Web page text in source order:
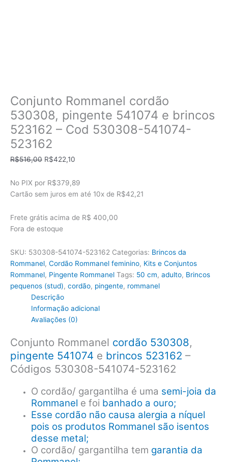
Conjunto Rommanel cordão
530308, pingente 541074 e brincos
523162 – Cod 530308-541074-
523162
R$516,00 O
original
era:
R$422,10
atual
é:
No PIX por R$379,89
Cartão sem juros em até 10x de R$42,21
Frete grátis acima de R$ 400,00
Fora de estoque
SKU: 530308-541074-523162 Categorias: Brincos da
Rommanel, Cordão Rommanel feminino, Kits e Conjuntos
Rommanel, Pingente Rommanel Tags: 50 cm, adulto, Brincos
pequenos (stud), cordão, pingente, rommanel
Descrição
Informação adicional
Avaliações (0)
Conjunto Rommanel cordão 530308,
pingente 541074 e brincos 523162 –
Códigos 530308-541074-523162
O cordão/ gargantilha é uma semi-joia da
Rommanel e foi banhado a ouro;
Esse cordão não causa alergia a níquel
pois os produtos Rommanel são isentos
desse metal;
O cordão/ gargantilha tem garantia da